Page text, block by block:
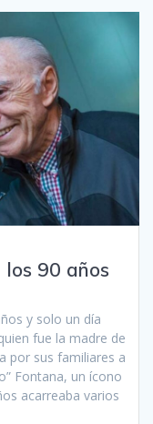
90 años
y solo un día
fue la madre de
por sus familiares a
Fontana, un ícono
acarreaba varios